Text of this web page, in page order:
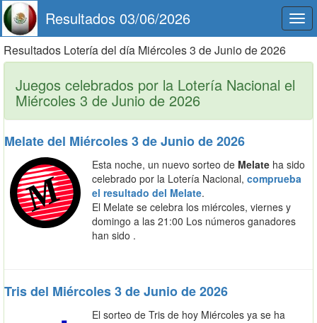
Resultados 03/06/2026
Resultados Lotería del día Miércoles 3 de Junio de 2026
Juegos celebrados por la Lotería Nacional el
Miércoles 3 de Junio de 2026
Melate del Miércoles 3 de Junio de 2026
Esta noche, un nuevo sorteo de Melate ha sido
celebrado por la Lotería Nacional, comprueba
el resultado del Melate.
El Melate se celebra los miércoles, viernes y
domingo a las 21:00 Los números ganadores
han sido .
Tris del Miércoles 3 de Junio de 2026
El sorteo de Tris de hoy Miércoles ya se ha